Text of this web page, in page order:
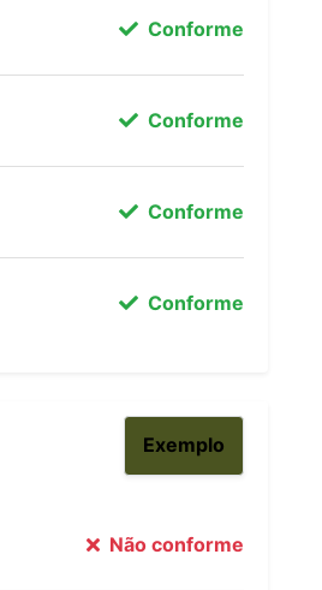
Conforme
Conforme
Conforme
Conforme
Exemplo
Não conforme